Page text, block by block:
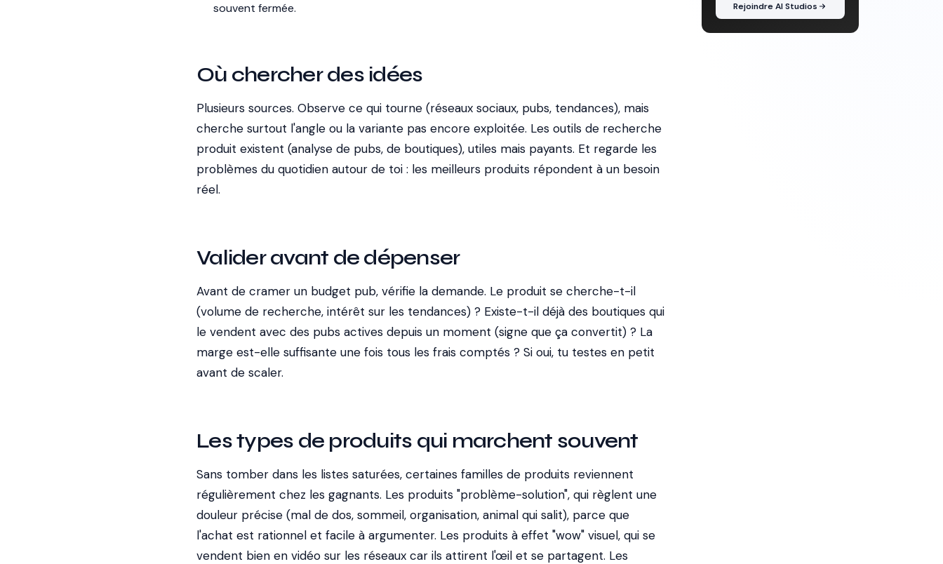
souvent fermée.
Où chercher des idées
Plusieurs sources. Observe ce qui tourne (réseaux sociaux, pubs, tendances), mais
cherche surtout l'angle ou la variante pas encore exploitée. Les outils de recherche
produit existent (analyse de pubs, de boutiques), utiles mais payants. Et regarde les
problèmes du quotidien autour de toi : les meilleurs produits répondent à un besoin
réel.
Valider avant de dépenser
Avant de cramer un budget pub, vérifie la demande. Le produit se cherche-t-il
(volume de recherche, intérêt sur les tendances) ? Existe-t-il déjà des boutiques qui
le vendent avec des pubs actives depuis un moment (signe que ça convertit) ? La
marge est-elle suffisante une fois tous les frais comptés ? Si oui, tu testes en petit
avant de scaler.
Les types de produits qui marchent souvent
Sans tomber dans les listes saturées, certaines familles de produits reviennent
régulièrement chez les gagnants. Les produits "problème-solution", qui règlent une
douleur précise (mal de dos, sommeil, organisation, animal qui salit), parce que
l'achat est rationnel et facile à argumenter. Les produits à effet "wow" visuel, qui se
vendent bien en vidéo sur les réseaux car ils attirent l'œil et se partagent. Les
Rejoindre AI Studios